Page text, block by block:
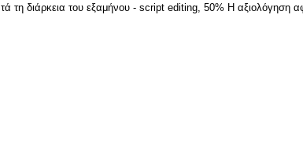
τη διάρκεια του εξαμήνου - script editing, 50% Η αξιολόγηση